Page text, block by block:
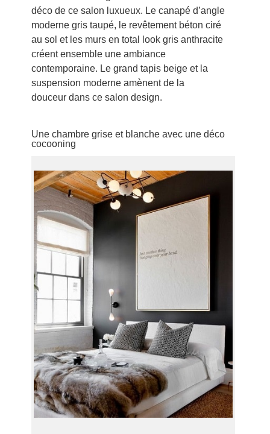
déco de ce salon luxueux. Le canapé d’angle
moderne gris taupé, le revêtement béton ciré
au sol et les murs en total look gris anthracite
créent ensemble une ambiance
contemporaine. Le grand tapis beige et la
suspension moderne amènent de la
douceur dans ce salon design.
Une chambre grise et blanche avec une déco
cocooning